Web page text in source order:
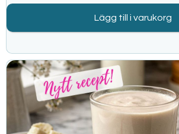
Lägg till i varukorg